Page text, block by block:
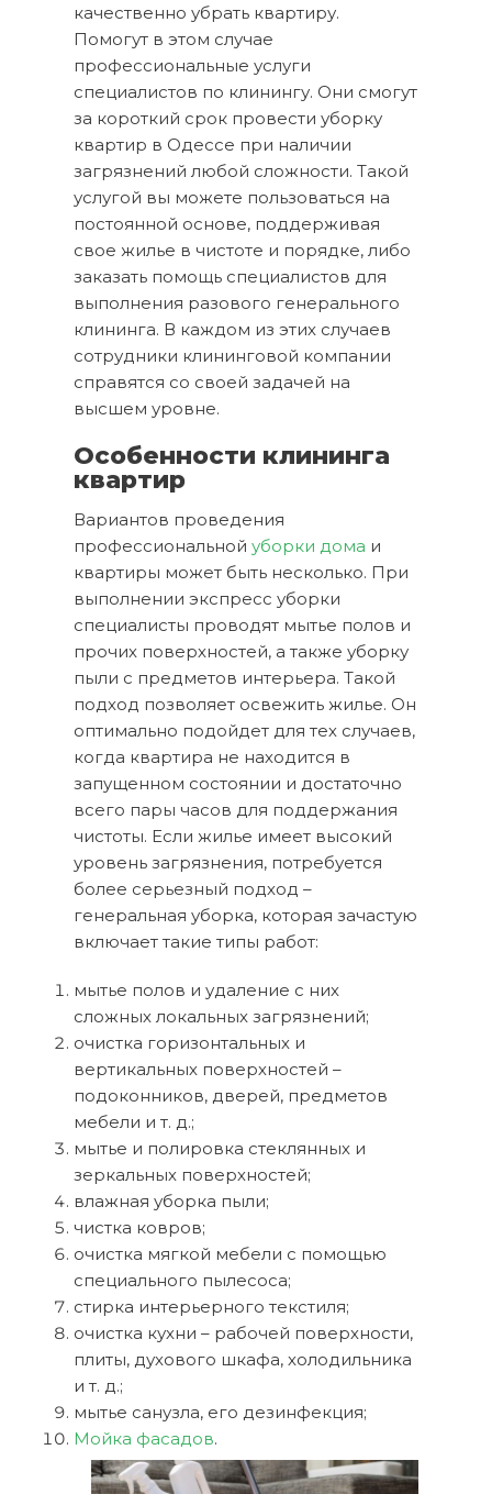
качественно убрать квартиру.
Помогут в этом случае
профессиональные услуги
специалистов по клинингу. Они смогут
за короткий срок провести уборку
квартир в Одессе при наличии
загрязнений любой сложности. Такой
услугой вы можете пользоваться на
постоянной основе, поддерживая
свое жилье в чистоте и порядке, либо
заказать помощь специалистов для
выполнения разового генерального
клининга. В каждом из этих случаев
сотрудники клининговой компании
справятся со своей задачей на
высшем уровне.
Особенности клининга
квартир
Вариантов проведения
профессиональнойуборки дома и
квартиры может быть несколько. При
выполнении экспресс уборки
специалисты проводят мытье полов и
прочих поверхностей, а также уборку
пыли с предметов интерьера. Такой
подход позволяет освежить жилье. Он
оптимально подойдет для тех случаев,
когда квартира не находится в
запущенном состоянии и достаточно
всего пары часов для поддержания
чистоты. Если жилье имеет высокий
уровень загрязнения, потребуется
более серьезный подход –
генеральная уборка, которая зачастую
включает такие типы работ:
мытье полов и удаление с них
сложных локальных загрязнений;
очистка горизонтальных и
вертикальных поверхностей –
подоконников, дверей, предметов
мебели и т. д.;
мытье и полировка стеклянных и
зеркальных поверхностей;
влажная уборка пыли;
чистка ковров;
очистка мягкой мебели с помощью
специального пылесоса;
стирка интерьерного текстиля;
очистка кухни – рабочей поверхности,
плиты, духового шкафа, холодильника
и т. д.;
мытье санузла, его дезинфекция;
Мойка фасадов.